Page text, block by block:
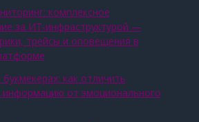
комплексное
за ИТ‑инфраструктурой —
трейсы и оповещения в
как отличить
информацию от эмоционального